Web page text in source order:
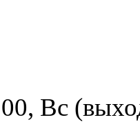
Вс